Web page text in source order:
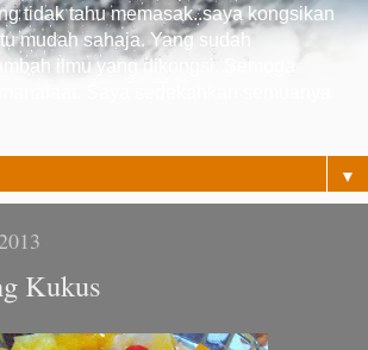
tidak tahu memasak..saya kongsikan
mudah sahaja. Yang sudah
ilmu yang dikongsi. Semoga
▼
Kukus